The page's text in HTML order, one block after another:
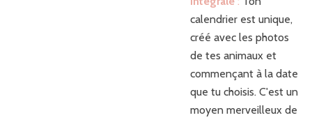
calendrier est unique,
créé avec les photos
de tes animaux et
commençant à la date
que tu choisis. C'est un
moyen merveilleux de